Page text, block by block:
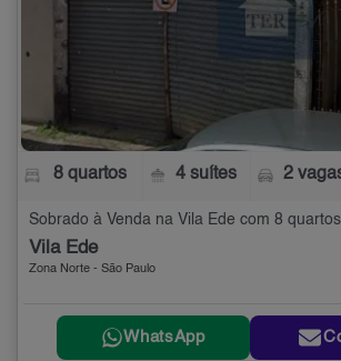
8 quartos 4 suítes 2
Sobrado à Venda na Vila Ede com 8
Vila Ede
Zona Norte - São Paulo
WhatsApp